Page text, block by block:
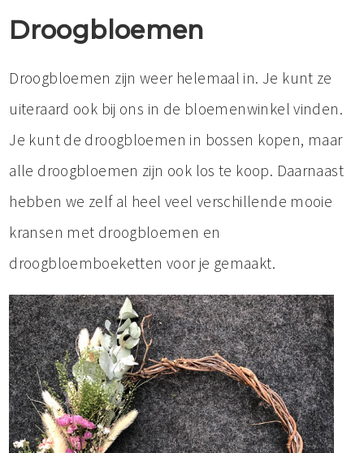
Droogbloemen
Droogbloemen zijn weer helemaal in. Je kunt ze
uiteraard ook bij ons in de bloemenwinkel vinden.
Je kunt de droogbloemen in bossen kopen, maar
alle droogbloemen zijn ook los te koop. Daarnaast
hebben we zelf al heel veel verschillende mooie
kransen met droogbloemen en
droogbloemboeketten voor je gemaakt.